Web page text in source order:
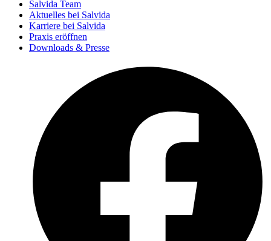
Salvida Team
Aktuelles bei Salvida
Karriere bei Salvida
Praxis eröffnen
Downloads & Presse